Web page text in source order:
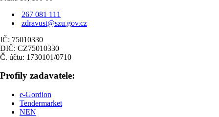
267 081 111
zdravust@szu.gov.cz
IČ: 75010330
DIČ: CZ75010330
Č. účtu: 1730101/0710
Profily zadavatele:
e-Gordion
Tendermarket
NEN